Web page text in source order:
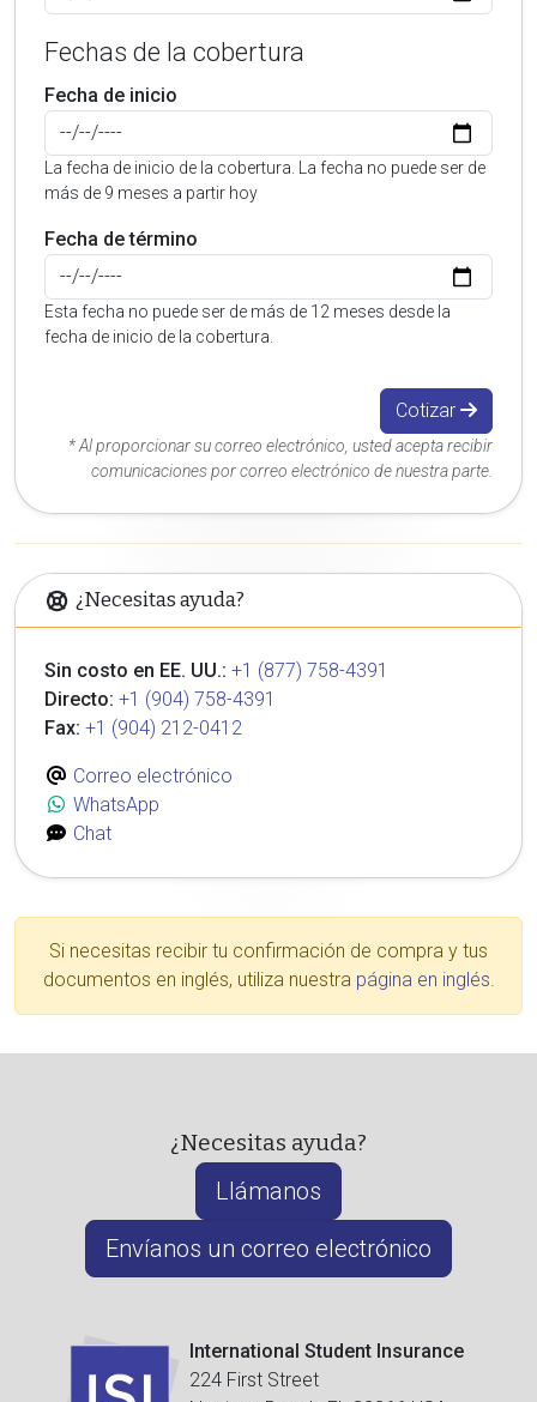
Fechas de la cobertura
Fecha de inicio
La fecha de inicio de la cobertura. La fecha no puede ser de
más de 9 meses a partir hoy
Fecha de término
Esta fecha no puede ser de más de 12 meses desde la
fecha de inicio de la cobertura.
Cotizar
* Al proporcionar su correo electrónico, usted acepta recibir
comunicaciones por correo electrónico de nuestra parte.
¿Necesitas ayuda?
Sin costo en EE. UU.: +1 (877) 758-4391
Directo: +1 (904) 758-4391
Fax: +1 (904) 212-0412
Correo electrónico
WhatsApp
Chat
Si necesitas recibir tu confirmación de compra y tus
documentos en inglés, utiliza nuestra página en inglés.
¿Necesitas ayuda?
Llámanos
Envíanos un correo electrónico
International Student Insurance
224 First Street